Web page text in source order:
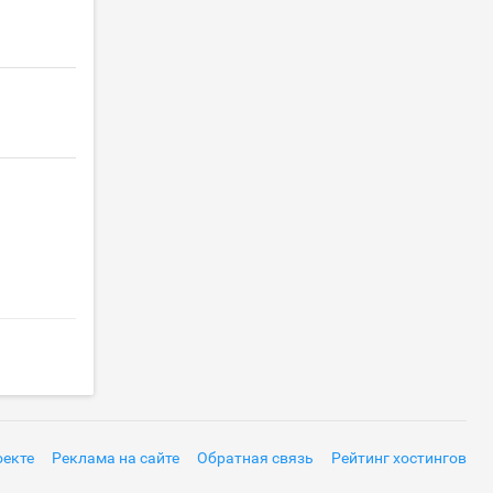
Реклама на сайте Обратная связь Рейтинг хостингов